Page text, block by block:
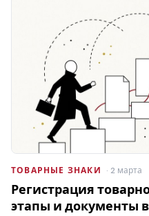
ТОВАРНЫЕ ЗНАКИ · 2 марта
Регистрация
этапы и документы